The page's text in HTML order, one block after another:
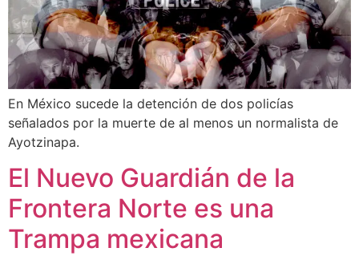
En México sucede la detención de dos policías
señalados por la muerte de al menos un normalista de
Ayotzinapa.
El Nuevo Guardián de la
Frontera Norte es una
Trampa mexicana